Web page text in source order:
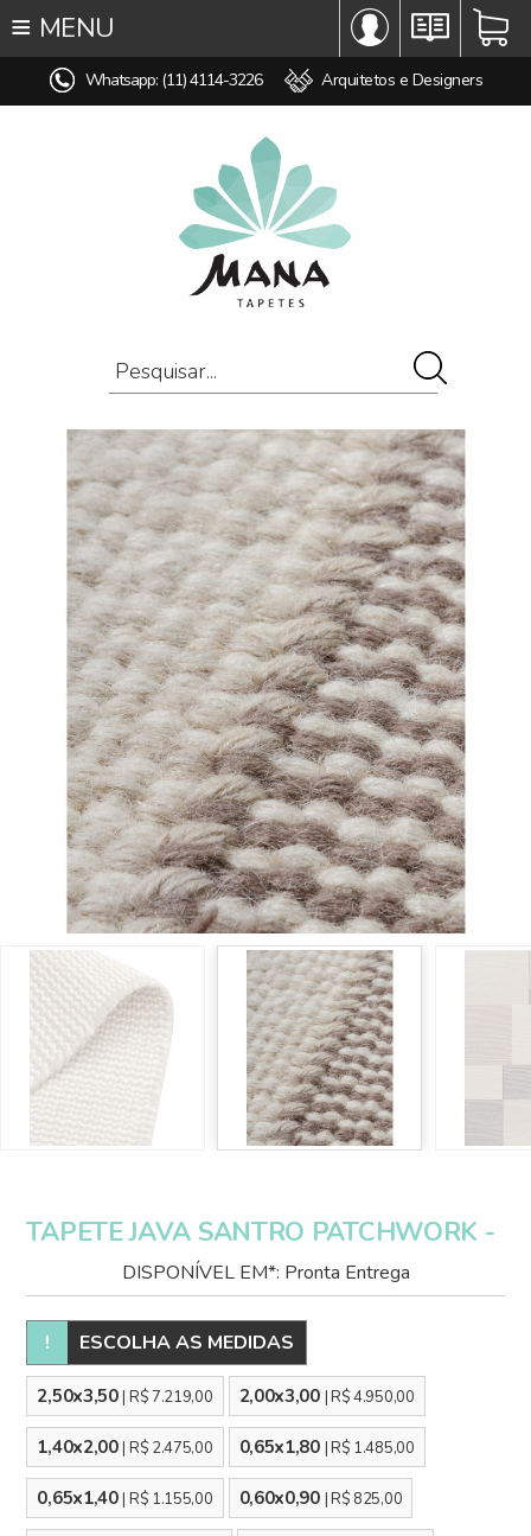
∞ TODOS OS TAPETES
♥ TAPETES SOB MEDIDA
COMPOSIÇÃO
OFERTAS
≡ MENU
Whatsapp: (11) 4114-3226 Arquitetos e Designers
TAPETE JAVA SANTRO PATCHWORK -
DISPONÍVEL EM*: Pronta Entrega
! ESCOLHA AS MEDIDAS
2,50x3,50 | R$ 7.219,00 2,00x3,00 | R$ 4.950,00
1,40x2,00 | R$ 2.475,00 0,65x1,80 | R$ 1.485,00
0,65x1,40 | R$ 1.155,00 0,60x0,90 | R$ 825,00